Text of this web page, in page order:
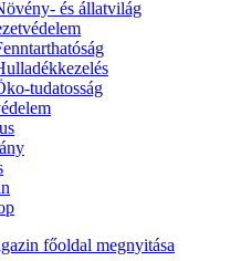
és állatvilág
tudatosság